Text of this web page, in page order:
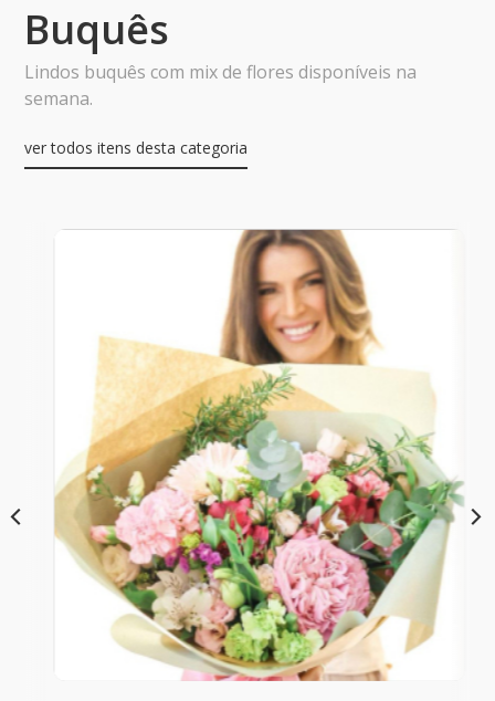
Buquês
Lindos buquês com mix de flores disponíveis na
semana.
ver todos itens desta categoria